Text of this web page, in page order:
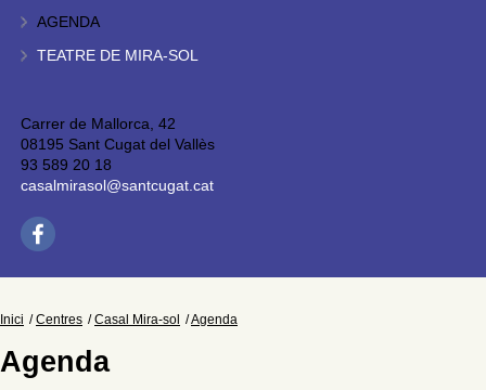
AGENDA
TEATRE DE MIRA-SOL
Carrer de Mallorca, 42
08195 Sant Cugat del Vallès
93 589 20 18
casalmirasol@santcugat.cat
Inici Centres Casal Mira-sol Agenda
Agenda